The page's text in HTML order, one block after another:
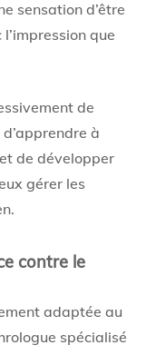
sensation d’être
que
de
à
de développer
gérer les
contre le
adaptée au
spécialisé